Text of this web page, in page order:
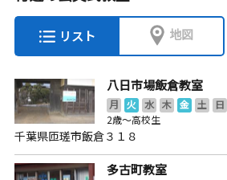
リスト 地図
八日市場飯倉教室
月 火 水 木 金 土
日
2歳～高校生
千葉県匝瑳市飯倉３１８
多古町教室